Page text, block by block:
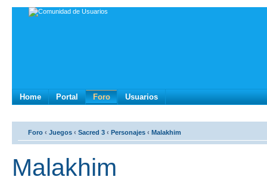
Home Portal Foro Usuarios
Foro ‹ Juegos ‹ Sacred 3 ‹ Personajes ‹ Malakhim
Malakhim